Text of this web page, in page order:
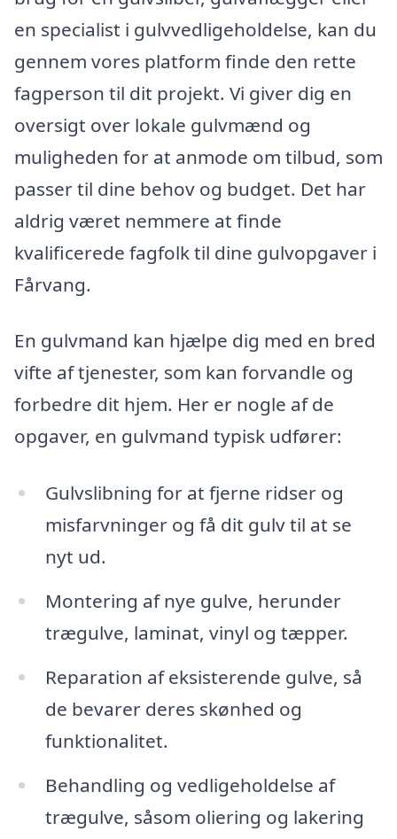
en specialist i gulvvedligeholdelse, kan du
gennem vores platform finde den rette
fagperson til dit projekt. Vi giver dig en
oversigt over lokale gulvmænd og
muligheden for at anmode om tilbud, som
passer til dine behov og budget. Det har
aldrig været nemmere at finde
kvalificerede fagfolk til dine gulvopgaver i
Fårvang.
En gulvmand kan hjælpe dig med en bred
vifte af tjenester, som kan forvandle og
forbedre dit hjem. Her er nogle af de
opgaver, en gulvmand typisk udfører:
Gulvslibning for at fjerne ridser og
misfarvninger og få dit gulv til at se
nyt ud.
Montering af nye gulve, herunder
trægulve, laminat, vinyl og tæpper.
Reparation af eksisterende gulve, så
de bevarer deres skønhed og
funktionalitet.
Behandling og vedligeholdelse af
trægulve, såsom oliering og lakering